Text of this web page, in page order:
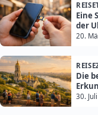
Eine
der
20.
Die
30.